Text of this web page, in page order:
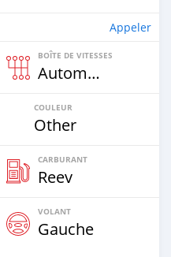
Appeler
BOÎTE DE VITESSES
Automatique
COULEUR
Other
CARBURANT
Reev
VOLANT
Gauche